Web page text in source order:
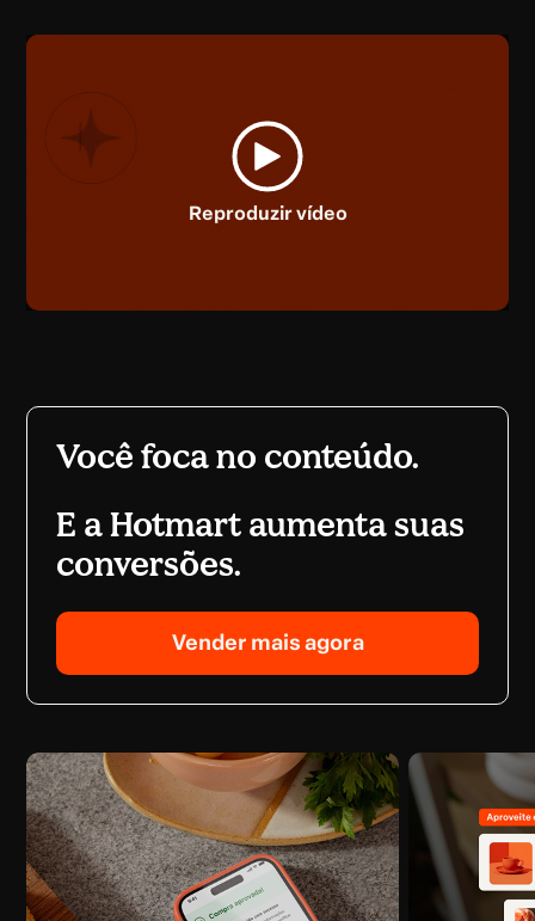
Reproduzir vídeo
Você foca no conteúdo.
E a Hotmart aumenta suas
conversões.
Vender mais agora